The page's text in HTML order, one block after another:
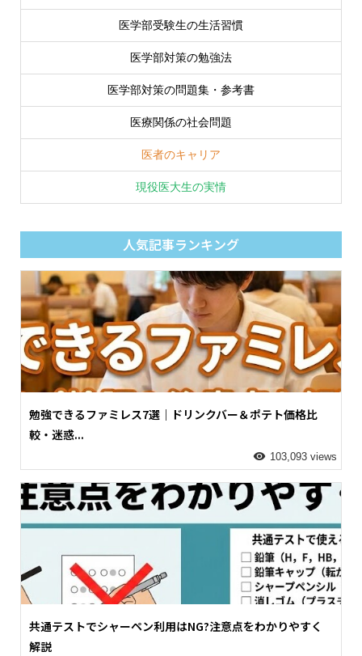
医学部受験生の生活習慣
医学部対策の勉強法
医学部対策の問題集・参考書
医療関係の社会問題
医者のキャリア
現役医大生の実情
人気記事ランキング
勉強できるファミレス7選｜ドリンクバー＆ポテト価格比
較・迷惑...
103,093 views
共通テストでシャーペン利用はNG?注意点をわかりやすく
解説